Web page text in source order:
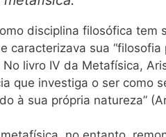
disciplina filosófica tem
caracterizava sua “filosofia
No livro IV da Metafísica,
que investiga o ser como
à sua própria natureza”